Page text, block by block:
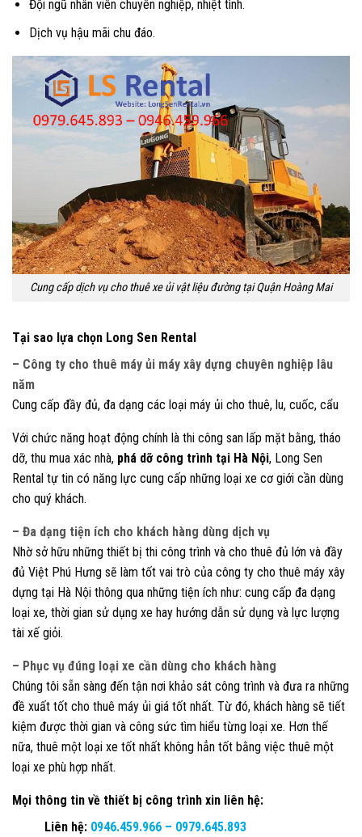
Đội ngũ nhân viên chuyên nghiệp, nhiệt tình.
Dịch vụ hậu mãi chu đáo.
Cung cấp dịch vụ cho thuê xe ủi vật liệu đường tại Quận Hoàng Mai
Tại sao lựa chọn Long Sen Rental
– Công ty cho thuê máy ủi máy xây dựng chuyên nghiệp lâu
năm
Cung cấp đầy đủ, đa dạng các loại máy ủi cho thuê, lu, cuốc, cẩu
Với chức năng hoạt động chính là thi công san lấp mặt bằng, tháo
dỡ, thu mua xác nhà, phá dỡ công trình tại Hà Nội, Long Sen
Rental tự tin có năng lực cung cấp những loại xe cơ giới cần dùng
cho quý khách.
– Đa dạng tiện ích cho khách hàng dùng dịch vụ
Nhờ sở hữu những thiết bị thi công trình và cho thuê đủ lớn và đầy
đủ Việt Phú Hưng sẽ làm tốt vai trò của công ty cho thuê máy xây
dựng tại Hà Nội thông qua những tiện ích như: cung cấp đa dạng
loại xe, thời gian sử dụng xe hay hướng dẫn sử dụng và lực lượng
tài xế giỏi.
– Phục vụ đúng loại xe cần dùng cho khách hàng
Chúng tôi sẵn sàng đến tận nơi khảo sát công trình và đưa ra những
đề xuất tốt cho thuê máy ủi giá tốt nhất. Từ đó, khách hàng sẽ tiết
kiệm được thời gian và công sức tìm hiểu từng loại xe. Hơn thế
nữa, thuê một loại xe tốt nhất không hẳn tốt bằng việc thuê một
loại xe phù hợp nhất.
Mọi thông tin về thiết bị công trình xin liên hệ:
Liên hệ: 0946.459.966 – 0979.645.893